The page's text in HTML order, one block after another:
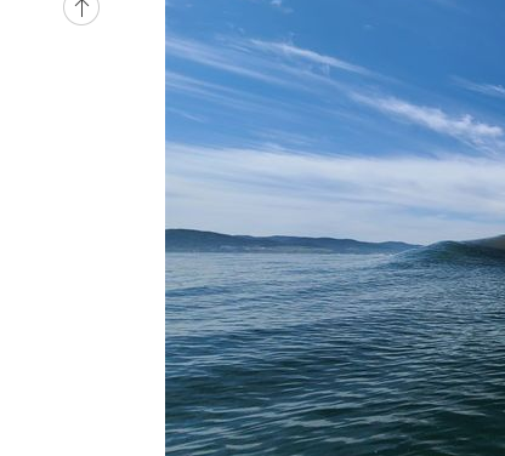
-1992초 전 >
[단독]중수청 지원 검사들, 정원 초과 시 낮은 계급 임
낮 최고 37도 찜통더위…곳곳 소나기·강원 많은 비[내일
SK하이닉스, 용인·청주 팹에 54조 투자…"AI 메모리 수
여자배구 이재영·이다영 자매, 아제르바이잔 투란VC 입
외국인 심판 성 접대 7경기 들여다보니…한국 축구 '5
[속보]코스닥, 2.86포인트(0.36%) 내린 798.81마감
[속보]코스피, 6200선 약보합…0.60% 내린 6258.77
[속보]원·달러 환율, 7.7원 내린 1416.1원 마감
[속보] 노원서 40.1도 관측…서울, 2018년 이후 첫 40
[속보]종합특검, '계엄 수용공간 확보' 신용해 前교정본
외신들도 주목한 韓축구 파문…"국민적 공분에 수사
11시간 압수수색에 성접대 파문까지…'쑥대밭' 된 축구
[속보]규제합리화위원회 부위원장에 김태유 서울대